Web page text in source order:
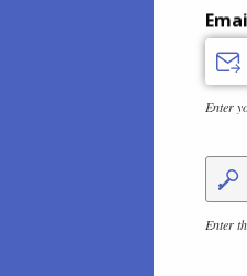
Enter
Enter